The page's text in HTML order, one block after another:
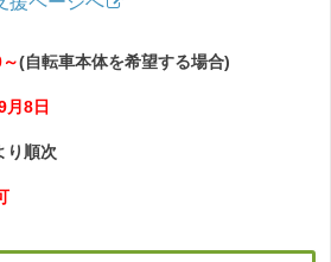
(自転車本体を希望する場合)
月8日
り順次